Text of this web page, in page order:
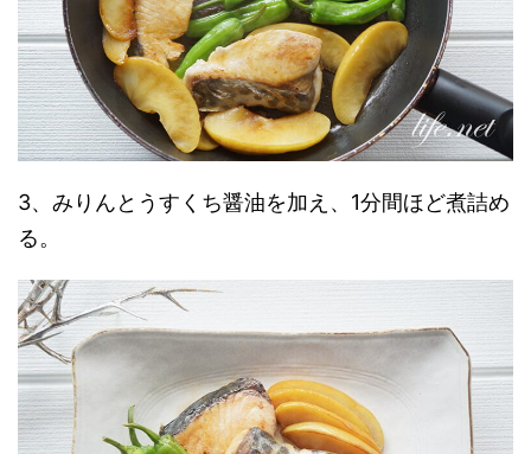
3、みりんとうすくち醤油を加え、1分間ほど煮詰め
る。